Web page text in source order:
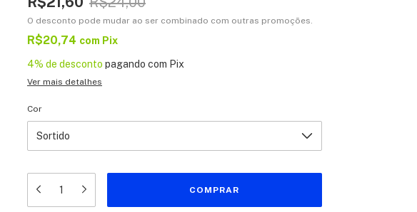
O desconto pode mudar ao ser combinado com outras promoções.
R$20,74 com Pix
4% de desconto pagando com Pix
Ver mais detalhes
Cor